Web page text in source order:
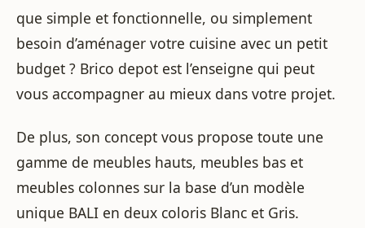
que simple et fonctionnelle, ou simplement
besoin d’aménager votre cuisine avec un petit
budget ? Brico depot est l’enseigne qui peut
vous accompagner au mieux dans votre projet.
De plus, son concept vous propose toute une
gamme de meubles hauts, meubles bas et
meubles colonnes sur la base d’un modèle
unique BALI en deux coloris Blanc et Gris.